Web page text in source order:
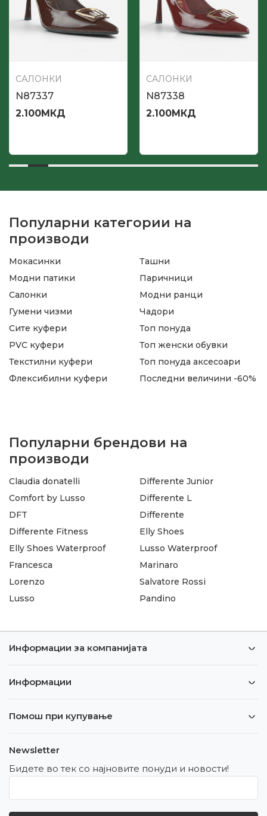
САЛОНКИ
N87337
2.100МКД
САЛОНКИ
N87338
2.100МКД
Популарни категории на
производи
Мокасинки
Модни патики
Салонки
Гумени чизми
Ташни
Паричници
Модни ранци
Чадори
Сите куфери
PVC куфери
Текстилни куфери
Флексибилни куфери
Топ понуда
Топ женски обувки
Топ понуда аксесоари
Последни величини -60%
Популарни брендови на
производи
Claudia donatelli
Comfort by Lusso
DFT
Differente Fitness
Differente Junior
Differente L
Differente
Elly Shoes
Elly Shoes Waterproof
Francesca
Lorenzo
Lusso
Lusso Waterproof
Marinaro
Salvatore Rossi
Pandino
Информации за компанијата
Информации
Помош при купување
Newsletter
Бидете во тек со најновите понуди и новости!